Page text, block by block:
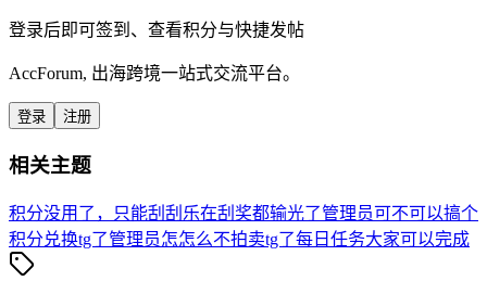
登录后即可签到、查看积分与快捷发帖
AccForum, 出海跨境一站式交流平台。
登录 注册
相关主题
积分没用了，只能刮刮乐在刮奖都输光了管理员可不可以搞个
积分兑换tg了管理员怎怎么不拍卖tg了每日任务大家可以完成